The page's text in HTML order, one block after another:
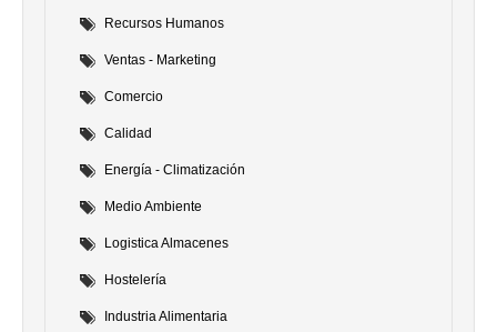
Recursos Humanos
Ventas - Marketing
Comercio
Calidad
Energía - Climatización
Medio Ambiente
Logistica Almacenes
Hostelería
Industria Alimentaria